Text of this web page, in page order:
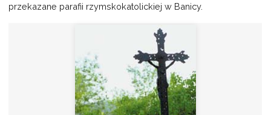
przekazane parafii rzymskokatolickiej w Banicy.